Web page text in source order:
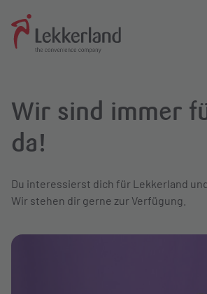
Wir sind immer
da!
Du interessierst dich für Lekkerland
Wir stehen dir gerne zur Verfügung.